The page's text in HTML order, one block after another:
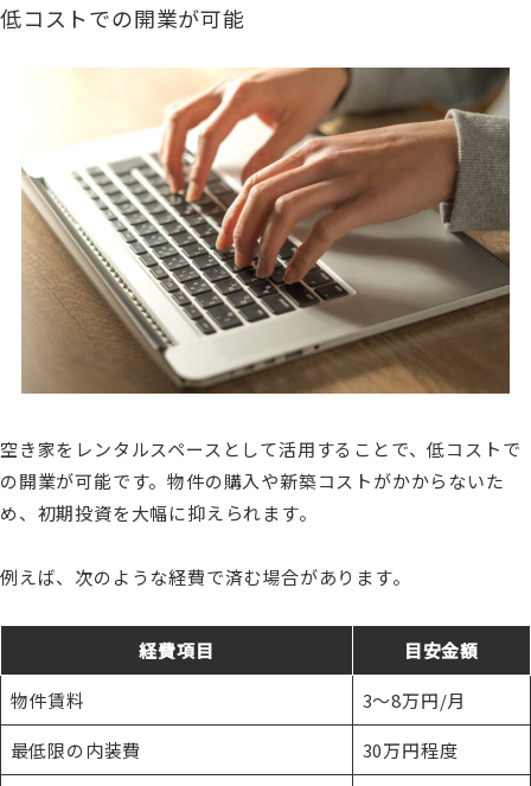
低コストでの開業が可能
空き家をレンタルスペースとして活用することで、低コストで
の開業が可能です。物件の購入や新築コストがかからないた
め、初期投資を大幅に抑えられます。
例えば、次のような経費で済む場合があります。
経費項目
目安金額
物件賃料
3〜8万円/月
最低限の内装費
30万円程度